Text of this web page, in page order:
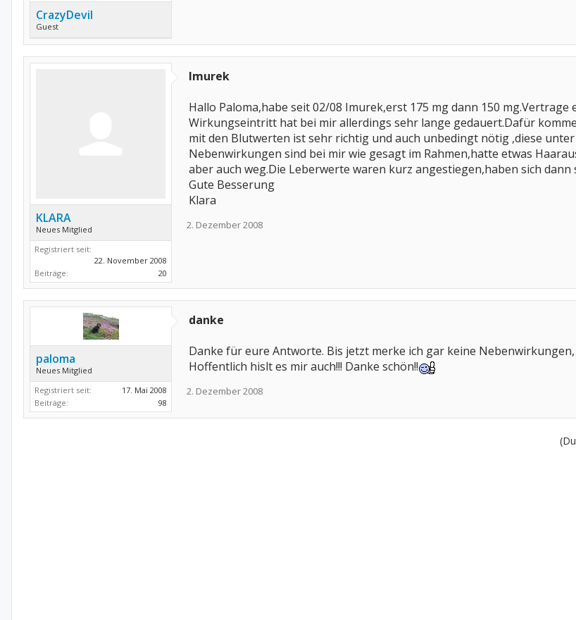
CrazyDevil
Guest
KLARA
Neues Mitglied
Registriert seit:
22. November 2008
Beiträge:
20
Imurek
Hallo Paloma,habe seit 02/08 Imurek,erst 175 mg dann 150
Wirkungseintritt hat bei mir allerdings sehr lange gedauert.Dafür
mit den Blutwerten ist sehr richtig und auch unbedingt nötig ,diese
Nebenwirkungen sind bei mir wie gesagt im Rahmen,hatte etwas
aber auch weg.Die Leberwerte waren kurz angestiegen,haben sich
Gute Besserung
Klara
2. Dezember 2008
paloma
Neues Mitglied
Registriert seit:
17. Mai 2008
Beiträge:
98
danke
Danke für eure Antworte. Bis jetzt merke ich gar keine
Hoffentlich hislt es mir auch!!! Danke schön!!
2. Dezember 2008